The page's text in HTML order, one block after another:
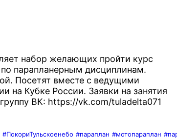
набор желающих пройти курс
парапланерным дисциплинам.
Посетят вместе с ведущими
на Кубке России. Заявки на занятия
ВК: https://vk.com/tuladelta071
#ПокориТульскоенебо #параплан #мотопараплан